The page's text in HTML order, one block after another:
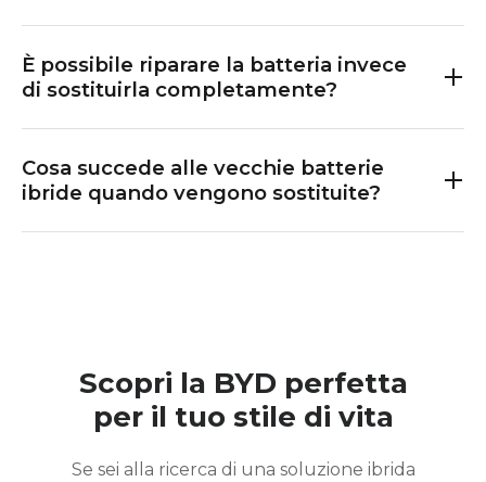
È possibile riparare la batteria invece
di sostituirla completamente?
Cosa succede alle vecchie batterie
ibride quando vengono sostituite?
Scopri la BYD perfetta
per il tuo stile di vita
Se sei alla ricerca di una soluzione ibrida